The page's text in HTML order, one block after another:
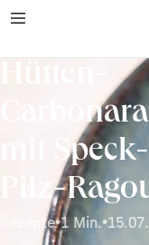
Carbonara
mit Speck-
Pilz-
Rezepte•1 Min.•